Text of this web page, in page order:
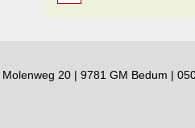
20 | 9781 GM Bedum |